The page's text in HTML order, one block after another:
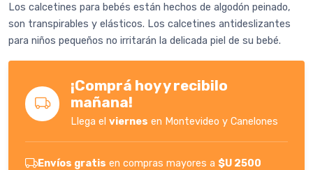
Los calcetines para bebés están hechos de algodón peinado,
son transpirables y elásticos. Los calcetines antideslizantes
para niños pequeños no irritarán la delicada piel de su bebé.
¡Comprá hoy y recibilo
mañana!
Llega elviernes en Montevideo y Canelones
Envíos gratis en compras mayores a $U 2500